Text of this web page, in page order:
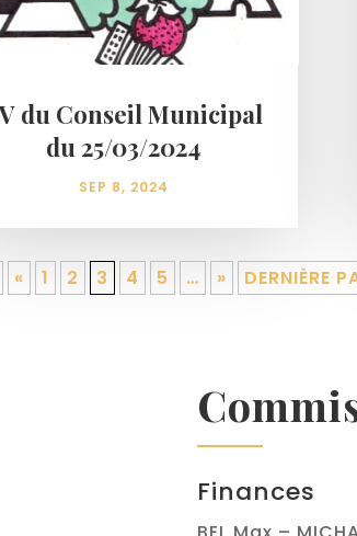
du Conseil Municipal
du 25/03/2024
SEP 8, 2024
« 1 2 3 4 5 … » DERNIÈRE
Finances